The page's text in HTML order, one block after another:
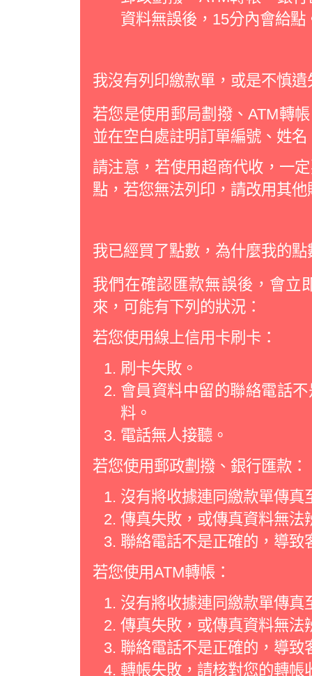
資料無誤後，15分內會給點
我沒有列印繳款單，或是不慎
若您是使用郵局劃撥、ATM轉
並在空白處註明訂單編號、姓
請注意，若使用超商代收，一
點，若您無法列印，請改用其
我已經買了點數，為什麼我的
我們在確認匯款無誤後，會立
來，可能有下列的狀況：
若您使用線上信用卡刷卡：
刷卡失敗。
會員資料中留的聯絡電話
料。
電話無人接聽。
若您使用郵政劃撥、銀行匯款：
沒有將收據連同繳款單傳真
傳真失敗，或傳真資料無法
聯絡電話不是正確的，導
若您使用ATM轉帳：
沒有將收據連同繳款單傳真
傳真失敗，或傳真資料無法
聯絡電話不是正確的，導
轉帳失敗，請核對您的轉帳